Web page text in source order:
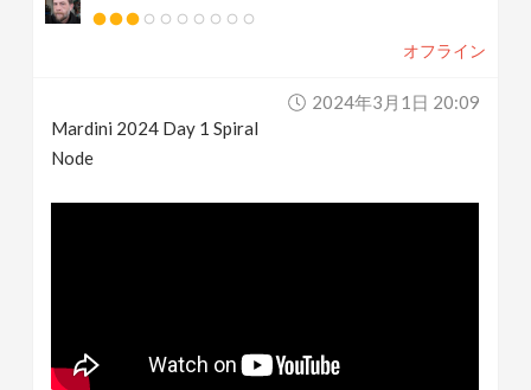
オフライン
2024年3月1日 20:09
Mardini 2024 Day 1 Spiral
Node